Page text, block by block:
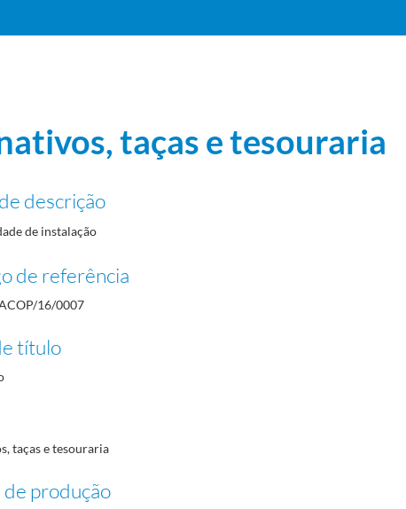
30/1957-04-11
07
taças e tesouraria
descrição
de instalação
de referência
16/0007
título
taças e tesouraria
de produção